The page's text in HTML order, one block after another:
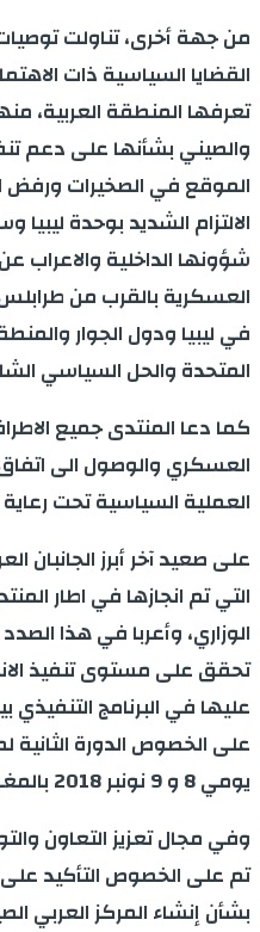
من جهة أخرى، تناولت
القضايا السياسية ذات
تعرفها المنطقة العربية،
والصيني بشأنها على دعم
الموقع في الصخيرات
الالتزام الشديد بوحدة
شؤونها الداخلية والاعراب
العسكرية بالقرب من طرابلس
في ليبيا ودول الجوار
المتحدة والحل السياسي
كما دعا المنتدى جميع
العسكري والوصول الى
العملية السياسية تحت
على صعيد آخر أبرز الجانبان
التي تم انجازها في اطار
الوزاري، وأعربا في هذا
تحقق على مستوى تنفيذ
على الخصوص الدورة الثانية
يومي 8 و 9 نونبر 2018 بالمغرب .
وفي مجال تعزيز التعاون
تم على الخصوص التأكيد
بشأن إنشاء المركز العربي